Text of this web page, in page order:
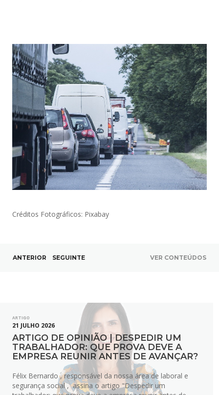
Créditos Fotográficos: Pixabay
ANTERIOR SEGUINTE VER CONTEÚDOS
ARTIGO
21 JULHO 2026
ARTIGO DE OPINIÃO | DESPEDIR UM
TRABALHADOR: QUE PROVA DEVE A
EMPRESA REUNIR ANTES DE AVANÇAR?
Félix Bernardo , responsável da nossa área de laboral e
segurança social , assina o artigo "Despedir um